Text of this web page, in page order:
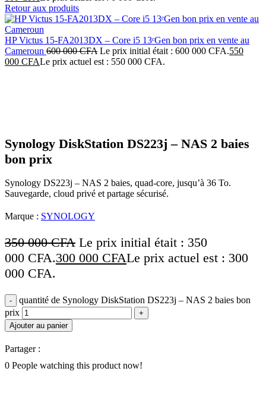
Retour aux produits
HP Victus 15-FA2013DX – Core i5 13ᵉGen bon prix en vente au
Cameroun 600 000CFA Le prix initial était : 600 000 CFA.550
000 CFALe prix actuel est : 550 000 CFA.
Synology DiskStation DS223j – NAS 2 baies
bon prix
Synology DS223j – NAS 2 baies, quad-core, jusqu’à 36 To.
Sauvegarde, cloud privé et partage sécurisé.
Marque : SYNOLOGY
350 000CFA Le prix initial était : 350
000 CFA.300 000 CFALe prix actuel est : 300
000 CFA.
quantité de Synology DiskStation DS223j – NAS 2 baies bon
prix
Ajouter au panier
Partager :
0 People watching this product now!